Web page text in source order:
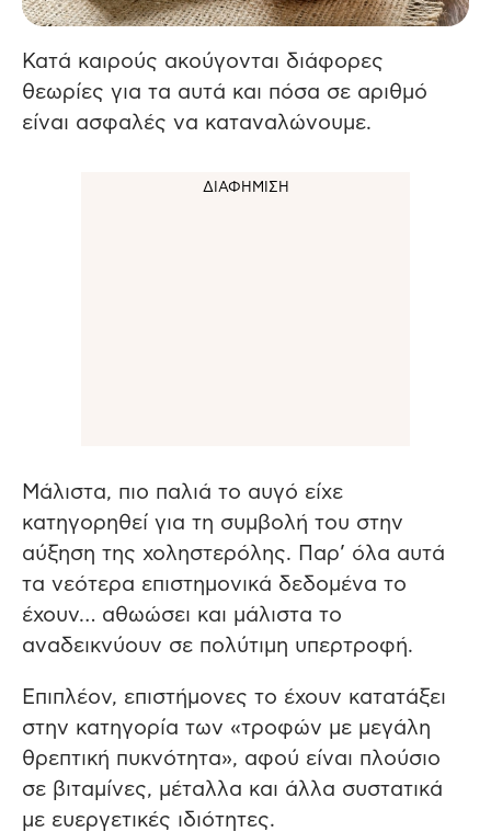
Κατά καιρούς ακούγονται διάφορες
θεωρίες για τα αυτά και πόσα σε αριθμό
είναι ασφαλές να καταναλώνουμε.
Μάλιστα, πιο παλιά το αυγό είχε
κατηγορηθεί για τη συμβολή του στην
αύξηση της χοληστερόλης. Παρ’ όλα αυτά
τα νεότερα επιστημονικά δεδομένα το
έχουν… αθωώσει και μάλιστα το
αναδεικνύουν σε πολύτιμη υπερτροφή.
Επιπλέον, επιστήμονες το έχουν κατατάξει
στην κατηγορία των «τροφών με μεγάλη
θρεπτική πυκνότητα», αφού είναι πλούσιο
σε βιταμίνες, μέταλλα και άλλα συστατικά
με ευεργετικές ιδιότητες.